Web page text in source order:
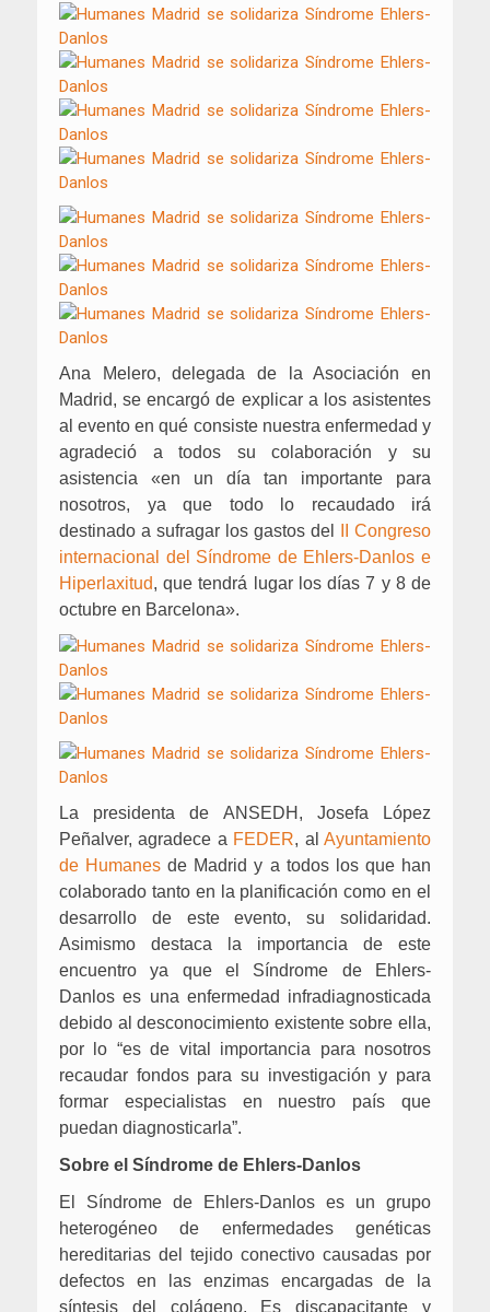
Ana Melero, delegada de la Asociación en
Madrid, se encargó de explicar a los asistentes
al evento en qué consiste nuestra enfermedad y
agradeció a todos su colaboración y su
asistencia «en un día tan importante para
nosotros, ya que todo lo recaudado irá
destinado a sufragar los gastos del
II Congreso
internacional del Síndrome de Ehlers-Danlos e
Hiperlaxitud, que tendrá lugar los días 7 y 8 de
octubre en Barcelona».
La presidenta de ANSEDH, Josefa López
Peñalver, agradece a FEDER, alAyuntamiento
de Humanesde Madrid y a todos los que han
colaborado tanto en la planificación como en el
desarrollo de este evento, su solidaridad.
Asimismo destaca la importancia de este
encuentro ya que el Síndrome de Ehlers-
Danlos es una enfermedad infradiagnosticada
debido al desconocimiento existente sobre ella,
por lo “es de vital importancia para nosotros
recaudar fondos para su investigación y para
formar especialistas en nuestro país que
puedan diagnosticarla”.
Sobre el Síndrome de Ehlers-Danlos
El Síndrome de Ehlers-Danlos es un grupo
heterogéneo de enfermedades genéticas
hereditarias del tejido conectivo causadas por
defectos en las enzimas encargadas de la
síntesis del colágeno. Es discapacitante y